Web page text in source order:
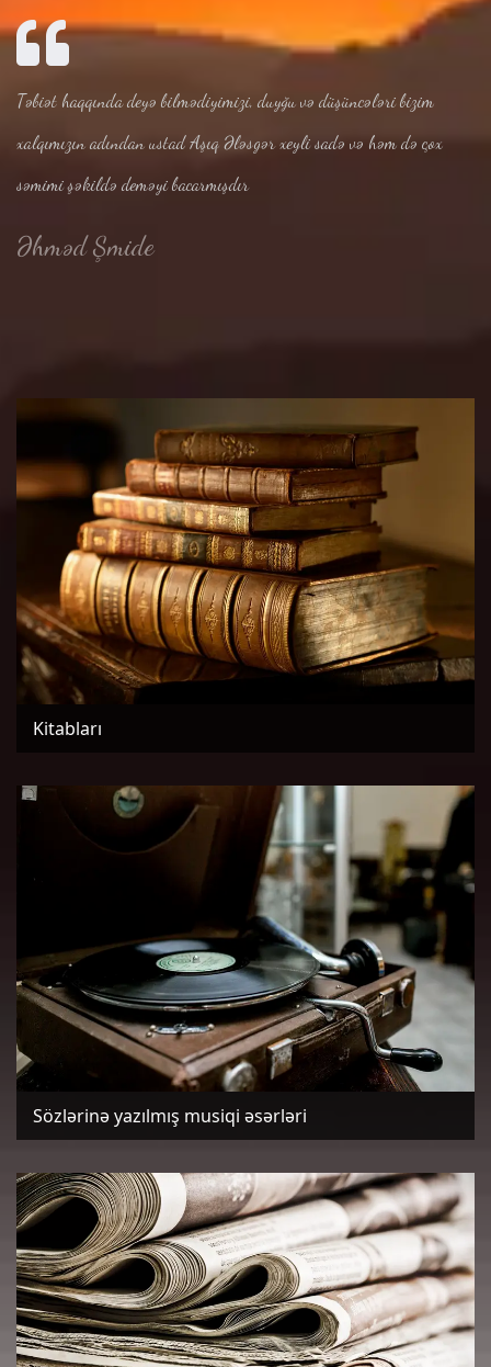
Təbiət haqqında deyə bilmədiyimizi, duyğu və düşüncələri bizim
xalqımızın adından ustad Aşıq Ələsgər xeyli sadə və həm də çox
səmimi şəkildə deməyi bacarmışdır
Əhməd Şmide
Kitabları
Sözlərinə yazılmış musiqi əsərləri